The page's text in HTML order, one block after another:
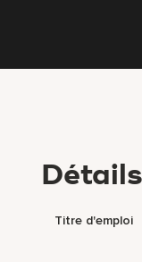
Titre d'emploi